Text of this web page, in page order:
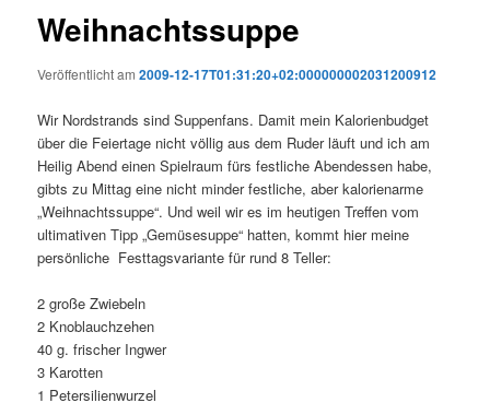
Weihnachtssuppe
Veröffentlicht am2009-12-17T01:31:20+02:000000002031200912
Wir Nordstrands sind Suppenfans. Damit mein Kalorienbudget
über die Feiertage nicht völlig aus dem Ruder läuft und ich am
Heilig Abend einen Spielraum fürs festliche Abendessen habe,
gibts zu Mittag eine nicht minder festliche, aber kalorienarme
„Weihnachtssuppe“. Und weil wir es im heutigen Treffen vom
ultimativen Tipp „Gemüsesuppe“ hatten, kommt hier meine
persönliche Festtagsvariante für rund 8 Teller:
2 große Zwiebeln
2 Knoblauchzehen
40 g. frischer Ingwer
3 Karotten
1 Petersilienwurzel